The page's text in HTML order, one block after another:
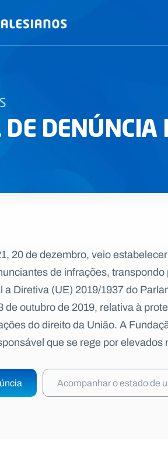
DE
20 de dezembro, veio
de infrações,
a Diretiva (UE) 2019/1937 do
de outubro de 2019, relativa à
do direito da União. A
que se rege por elevados
que é fundamental
da prática de condutas ilegais
de canal de denúncia interno,
Acompanhar o estado de